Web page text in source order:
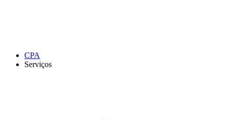
CPA
Serviços